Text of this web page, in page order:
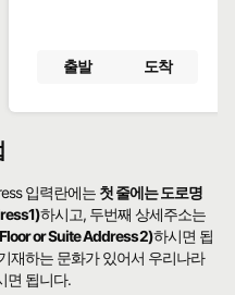
출발 도착
입력란에는 첫 줄에는 도로명
하시고, 두번째 상세주소는
or Suite Address2)하시면 됩
재하는 문화가 있어서 우리나라
면 됩니다.